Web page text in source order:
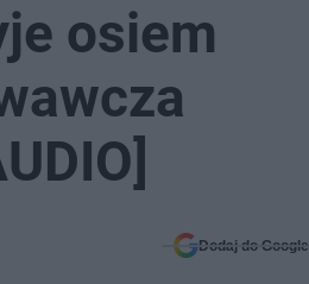
osiem
Dodaj do Google